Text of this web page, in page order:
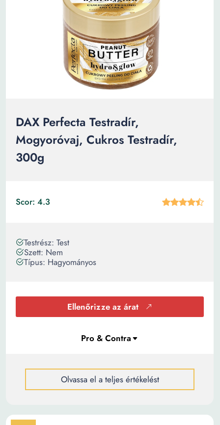
DAX Perfecta Testradír,
Mogyoróvaj, Cukros Testradír,
300g
Scor: 4.3
Testrész: Test
Szett: Nem
Típus: Hagyományos
Ellenőrizze az árat
Olvassa el a teljes értékelést